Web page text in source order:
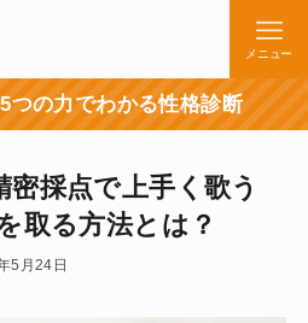
メニュー
つの力でわかる性格診断
採点で上手く歌う
取る方法とは？
5月24日